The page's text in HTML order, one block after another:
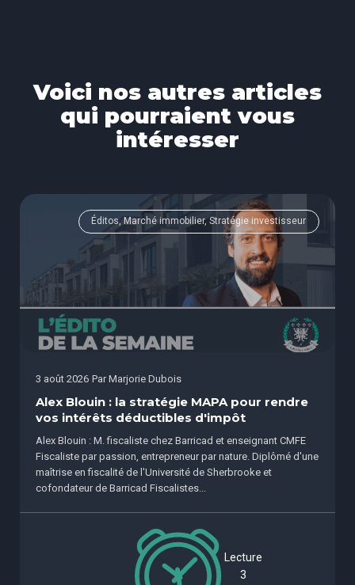
Voici nos autres articles
qui pourraient vous
intéresser
Éditos, Marché immobilier, Stratégie investisseur
3 août 2026 Par Marjorie Dubois
Alex Blouin : la stratégie MAPA pour rendre
vos intérêts déductibles d'impôt
Alex Blouin : M. fiscaliste chez Barricad et enseignant CMFE
Fiscaliste par passion, entrepreneur par nature. Diplômé d'une
maîtrise en fiscalité de l'Université de Sherbrooke et
cofondateur de Barricad Fiscalistes...
Lecture
3